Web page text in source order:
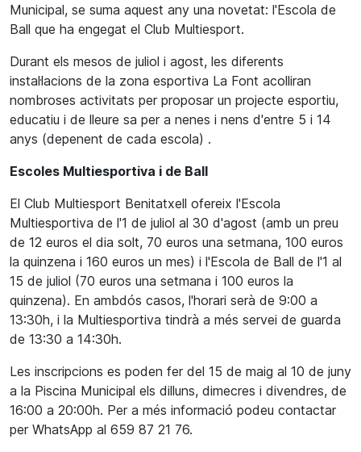
Municipal, se suma aquest any una novetat: l'Escola de
Ball que ha engegat el Club Multiesport.
Durant els mesos de juliol i agost, les diferents
instal·lacions de la zona esportiva La Font acolliran
nombroses activitats per proposar un projecte esportiu,
educatiu i de lleure sa per a nenes i nens d'entre 5 i 14
anys (depenent de cada escola) .
Escoles Multiesportiva i de Ball
El Club Multiesport Benitatxell ofereix l'Escola
Multiesportiva de l'1 de juliol al 30 d'agost (amb un preu
de 12 euros el dia solt, 70 euros una setmana, 100 euros
la quinzena i 160 euros un mes) i l'Escola de Ball de l'1 al
15 de juliol (70 euros una setmana i 100 euros la
quinzena). En ambdós casos, l'horari serà de 9:00 a
13:30h, i la Multiesportiva tindrà a més servei de guarda
de 13:30 a 14:30h.
Les inscripcions es poden fer del 15 de maig al 10 de juny
a la Piscina Municipal els dilluns, dimecres i divendres, de
16:00 a 20:00h. Per a més informació podeu contactar
per WhatsApp al 659 87 21 76.